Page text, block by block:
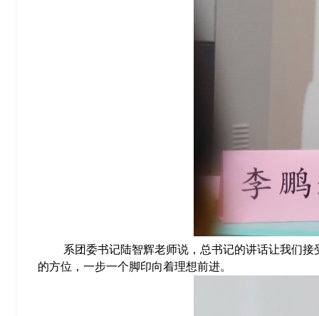
系团委书记陆智辉老师说，总书记的讲话让我们
的方位，一步一个脚印向着理想前进。